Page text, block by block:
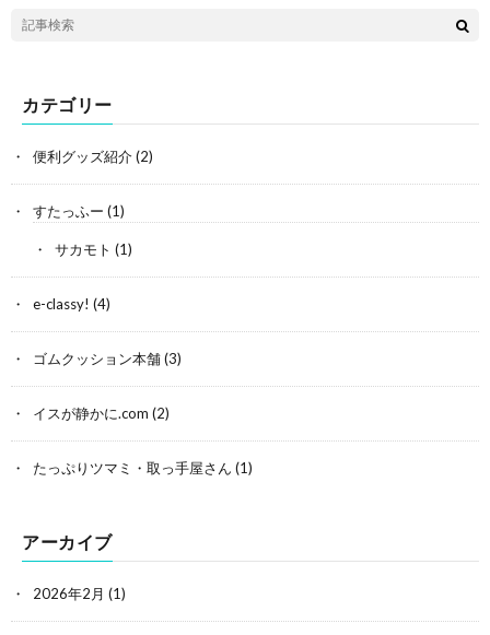
カテゴリー
便利グッズ紹介(2)
すたっふー (1)
サカモト (1)
e-classy! (4)
ゴムクッション本舗(3)
イスが静かに.com (2)
たっぷりツマミ・取っ手屋さん (1)
アーカイブ
2026年2月 (1)